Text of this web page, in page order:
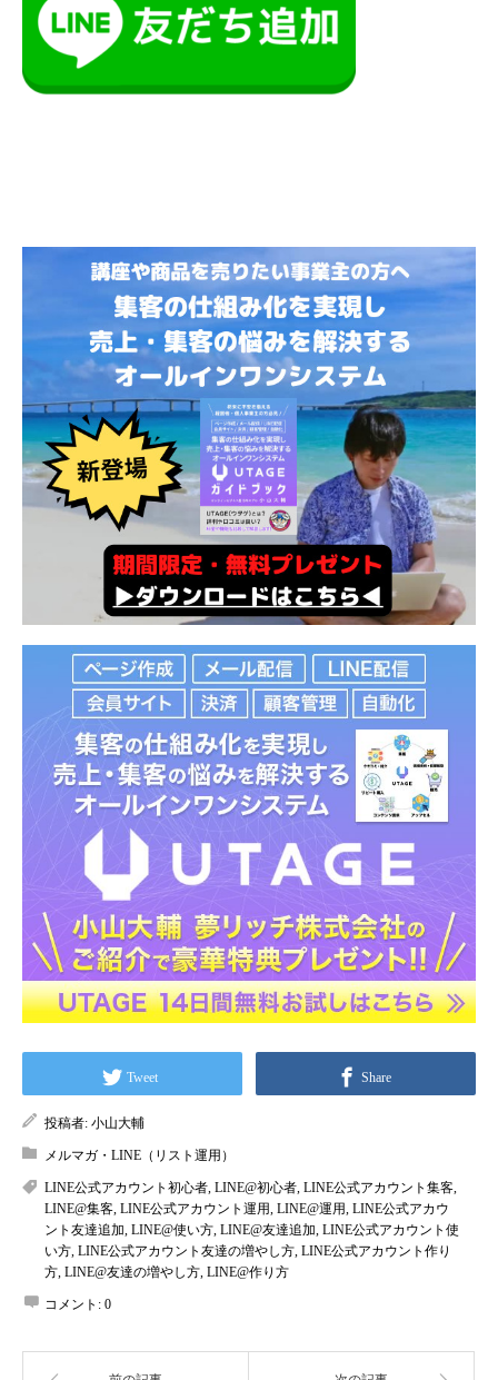
Tweet Share
投稿者: 小山大輔
メルマガ・LINE（リスト運用）
LINE公式アカウント初心者, LINE@初心者, LINE公式アカウント集客,
LINE@集客, LINE公式アカウント運用, LINE@運用, LINE公式アカウ
ント友達追加, LINE@使い方, LINE@友達追加, LINE公式アカウント使
い方, LINE公式アカウント友達の増やし方, LINE公式アカウント作り
方, LINE@友達の増やし方, LINE@作り方
コメント: 0